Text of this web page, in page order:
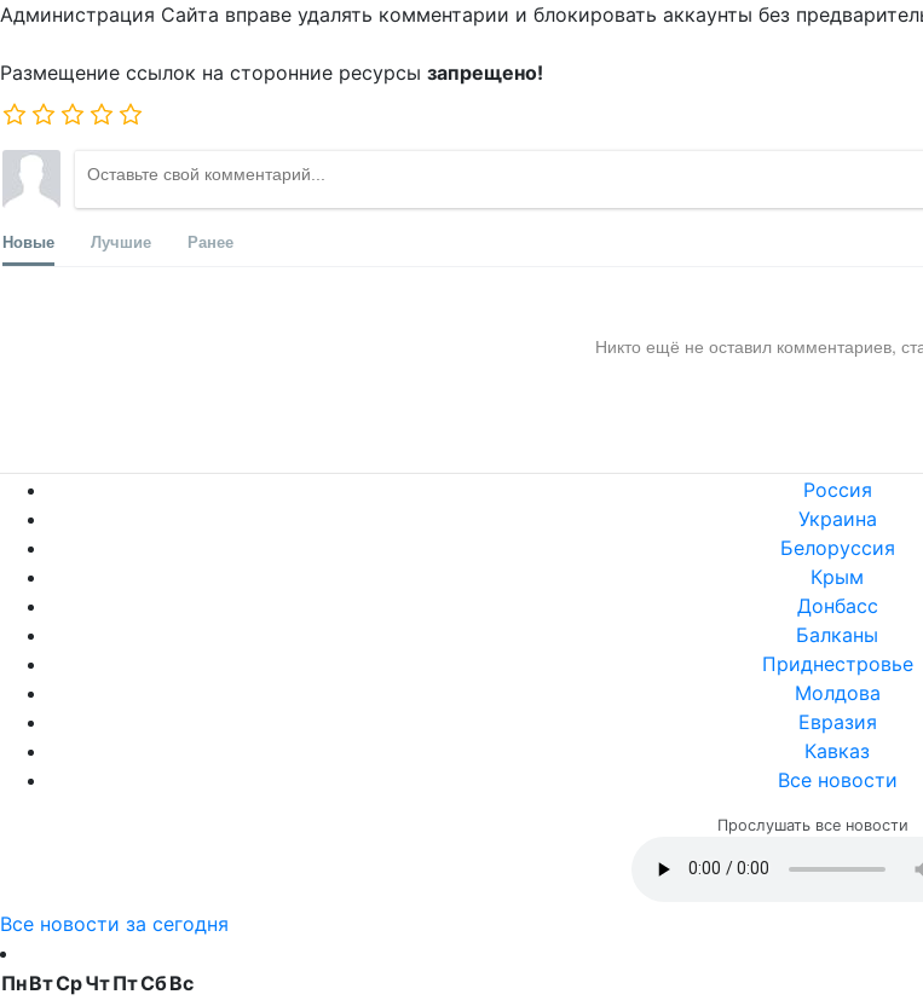
Администрация Сайта вправе удалять комментарии и блокировать аккаунты без
Размещение ссылок на сторонние ресурсы запрещено!
Новые Лучшие Ранее
Никто ещё не оставил комментариев,
Россия
Украина
Белоруссия
Крым
Донбасс
Балканы
Приднестровье
Молдова
Евразия
Кавказ
Все новости
Прослушать все новости
Все новости за сегодня
ПнВтСрЧтПтСбВс